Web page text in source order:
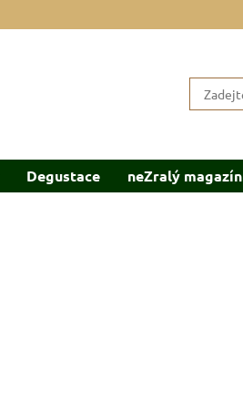
Degustace neZralý magazín